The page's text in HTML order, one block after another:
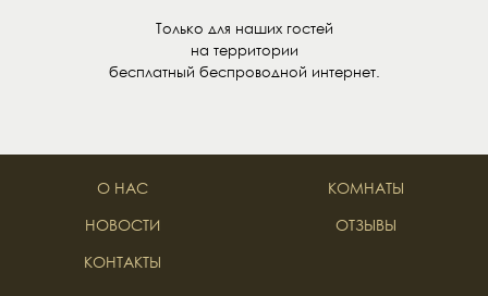
Только для наших гостей
на территории
бесплатный беспроводной интернет.
О НАС
КОМНАТЫ
НОВОСТИ
ОТЗЫВЫ
КОНТАКТЫ